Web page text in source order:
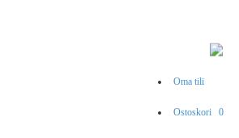
Oma tili
Ostoskori 0